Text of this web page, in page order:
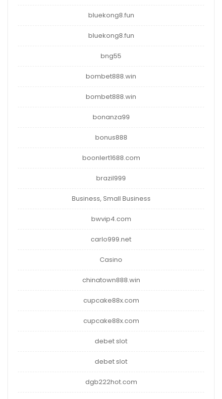
bluekong8.fun
bluekong8.fun
bng55
bombet888.win
bombet888.win
bonanza99
bonus888
boonlert1688.com
brazil999
Business, Small Business
bwvip4.com
carlo999.net
Casino
chinatown888.win
cupcake88x.com
cupcake88x.com
debet slot
debet slot
dgb222hot.com